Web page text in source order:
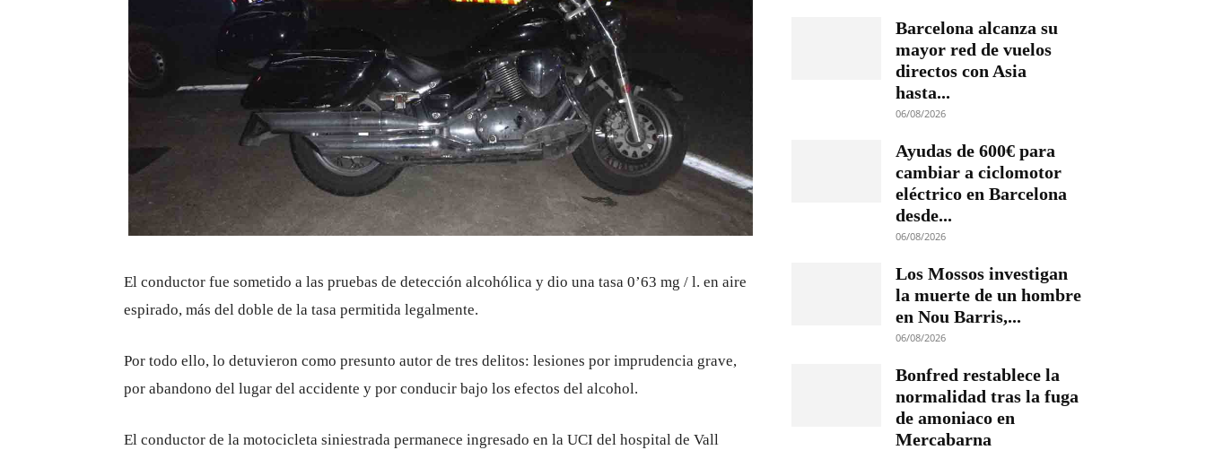
El conductor fue sometido a las pruebas de detección alcohólica y dio una tasa 0’63 mg / l. en aire
espirado, más del doble de la tasa permitida legalmente.
Por todo ello, lo detuvieron como presunto autor de tres delitos: lesiones por imprudencia grave,
por abandono del lugar del accidente y por conducir bajo los efectos del alcohol.
El conductor de la motocicleta siniestrada permanece ingresado en la UCI del hospital de Vall
Barcelona alcanza su
mayor red de vuelos
directos con Asia
hasta...
06/08/2026
Ayudas de 600€ para
cambiar a ciclomotor
eléctrico en Barcelona
desde...
06/08/2026
Los Mossos investigan
la muerte de un hombre
en Nou Barris,...
06/08/2026
Bonfred restablece la
normalidad tras la fuga
de amoniaco en
Mercabarna